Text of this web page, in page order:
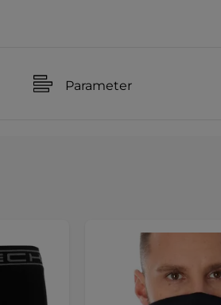
Parameter